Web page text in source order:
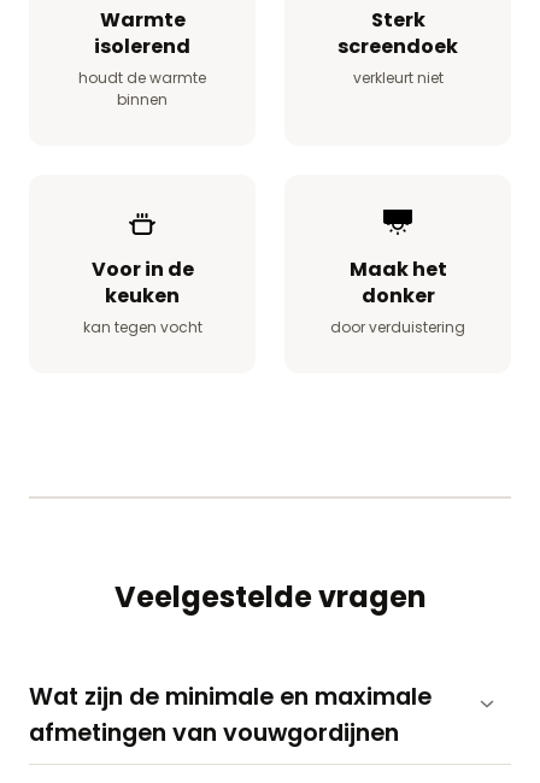
Warmte
isolerend
houdt de warmte
binnen
Sterk
screendoek
verkleurt niet
Voor in de
keuken
kan tegen vocht
Maak het
donker
door verduistering
Veelgestelde vragen
Wat zijn de minimale en maximale
afmetingen van vouwgordijnen